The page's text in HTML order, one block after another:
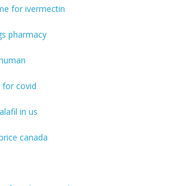
for ivermectin
pharmacy
for covid
in us
canada